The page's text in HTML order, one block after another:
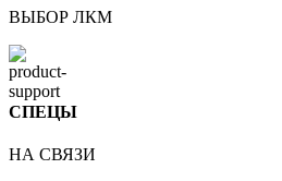
ВЫБОР ЛКМ
СПЕЦЫ
НА СВЯЗИ